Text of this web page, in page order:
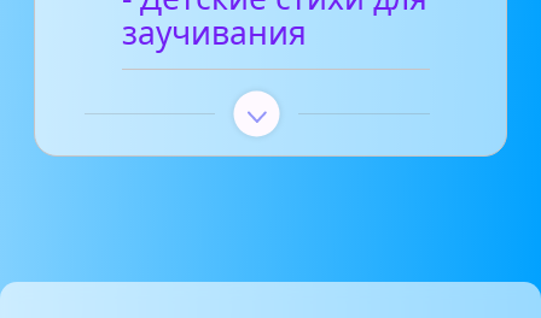
заучивания